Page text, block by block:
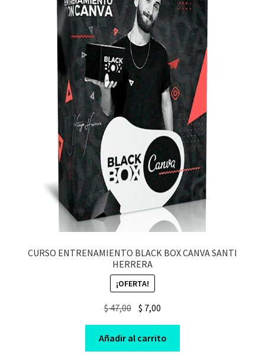
CURSO ENTRENAMIENTO BLACK BOX CANVA SANTI
HERRERA
¡OFERTA!
$47,00 Original
was:
$ 47,00.
$ 7,00
is:
$ 7,00.
Añadir al carrito